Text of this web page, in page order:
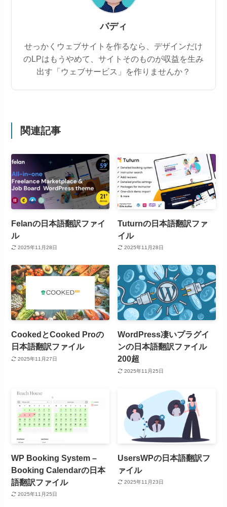
バディ
せっかくウェブサイトを作るなら、デザインだけ
のLPはもうやめて、サイトそのものが収益を生み
出す「ウェブサービス」を作りませんか？
関連記事
Felanの日本語翻訳ファイ
ル
2025年11月28日
Tuturnの日本語翻訳ファ
イル
2025年11月28日
CookedとCooked Proの
日本語翻訳ファイル
2025年11月27日
WordPress凄いプラグイ
ンの日本語翻訳ファイル
200超
2025年11月25日
WP Booking System –
Booking Calendarの日本
語翻訳ファイル
2025年11月25日
UsersWPの日本語翻訳フ
ァイル
2025年11月23日